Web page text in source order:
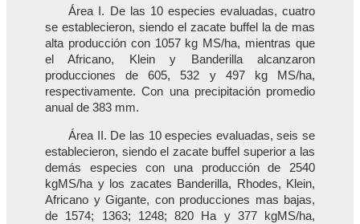
Área I. De las 10 especies evaluadas, cuatro
se establecieron, siendo el zacate buffel la de mas
alta producción con 1057 kg MS/ha, mientras que
el Africano, Klein y Banderilla alcanzaron
producciones de 605, 532 y 497 kg MS/ha,
respectivamente. Con una precipitación promedio
anual de 383 mm.
Área II. De las 10 especies evaluadas, seis se
establecieron, siendo el zacate buffel superior a las
demás especies con una producción de 2540
kgMS/ha y los zacates Banderilla, Rhodes, Klein,
Africano y Gigante, con producciones mas bajas,
de 1574; 1363; 1248; 820 Ha y 377 kgMS/ha,